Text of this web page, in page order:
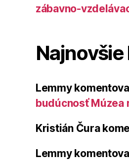
zábavno-
Lemmy
budúcnosť
Kristián Čura
Lemmy